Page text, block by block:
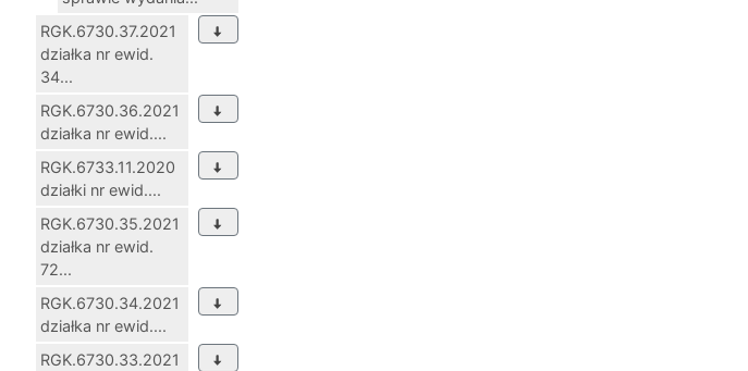
RGK.6730.37.2021
działka nr ewid.
34...
RGK.6730.36.2021
działka nr ewid....
RGK.6733.11.2020
działki nr ewid....
RGK.6730.35.2021
działka nr ewid.
72...
RGK.6730.34.2021
działka nr ewid....
RGK.6730.33.2021